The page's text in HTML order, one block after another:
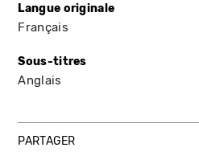
Langue originale
Français
Sous-titres
Anglais
PARTAGER